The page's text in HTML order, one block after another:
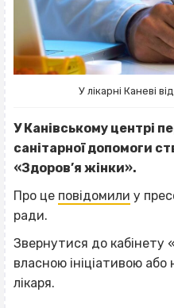
У лікарні Каневі
У Канівському центрі
санітарної допомоги
«Здоров’я жінки».
Про це повідомили у
ради.
Звернутися до кабінету
власною ініціативою
лікаря.